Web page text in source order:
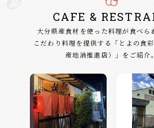
CAFE &
大分県産食材を使った料理が食べら
こだわり料理を提供する「とよの食
産地消推進店）」をご紹介。